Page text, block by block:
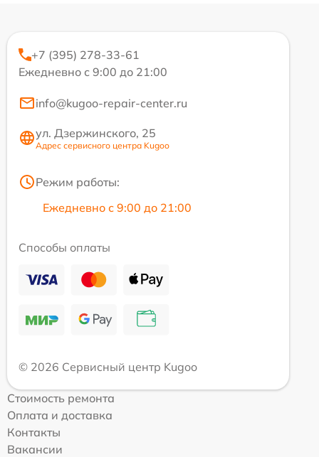
+7 (395) 278-33-61
Ежедневно с 9:00 до 21:00
info@kugoo-repair-center.ru
ул. Дзержинского, 25
Адрес сервисного центра Kugoo
Режим работы:
Ежедневно с 9:00 до 21:00
Способы оплаты
© 2026 Сервисный центр Kugoo
Стоимость ремонта
Оплата и доставка
Контакты
Вакансии